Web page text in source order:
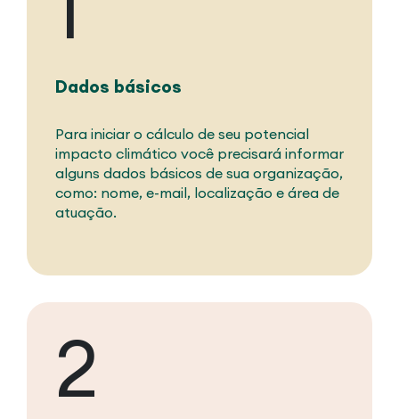
Dados básicos
Para iniciar o cálculo de seu potencial
impacto climático você precisará informar
alguns dados básicos de sua organização,
como: nome, e-mail, localização e área de
atuação.
2